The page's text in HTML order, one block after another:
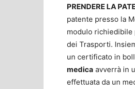
PRENDERE LA
patente presso la
modulo richiedibile
dei Trasporti.
un certificato in
medica avverrà in
effettuata da un